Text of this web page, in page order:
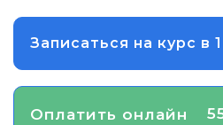
Записаться на курс в
Оплатить онлайн